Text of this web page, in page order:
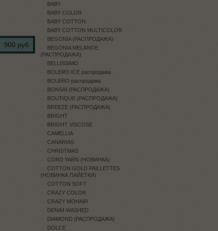
900 руб.
BABY
BABY COLOR
BABY COTTON
BABY COTTON MULTICOLOR
BEGONIA (РАСПРОДАЖА)
BEGONIA MELANGE
(РАСПРОДАЖА)
BELLISSIMO
BOLERO ICE распродажа
BOLERO распродажа
BONSAI (РАСПРОДАЖА)
BOUTIQUE (РАСПРОДАЖА)
BREEZE (РАСПРОДАЖА)
BRIGHT
BRIGHT VISCOSE
CAMELLIA
CANARIAS
CHRISTMAS
CORD YARN (НОВИНКА)
COTTON GOLD PAILLETTES
(НОВИНКА ПАЙЕТКИ)
COTTON SOFT
CRAZY COLOR
CRAZY MOHAIR
DENIM WASHED
DIAMOND (РАСПРОДАЖА)
DOLCE